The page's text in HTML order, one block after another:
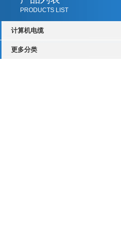
PRODUCTS LIST
计算机电缆
更多分类